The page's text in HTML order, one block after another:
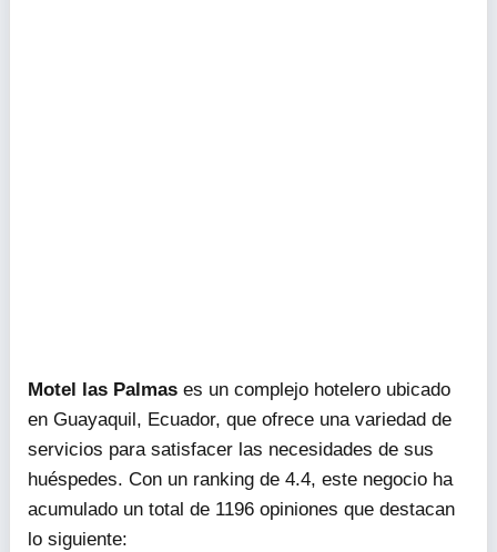
Motel las Palmas es un complejo hotelero ubicado
en Guayaquil, Ecuador, que ofrece una variedad de
servicios para satisfacer las necesidades de sus
huéspedes. Con un ranking de 4.4, este negocio ha
acumulado un total de 1196 opiniones que destacan
lo siguiente: